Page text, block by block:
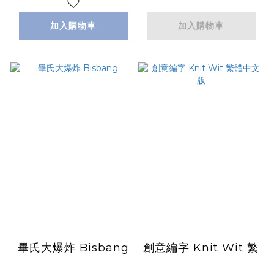
加入購物車 加入購物車
畢氏大爆炸 Bisbang
創意編字 Knit Wit 繁